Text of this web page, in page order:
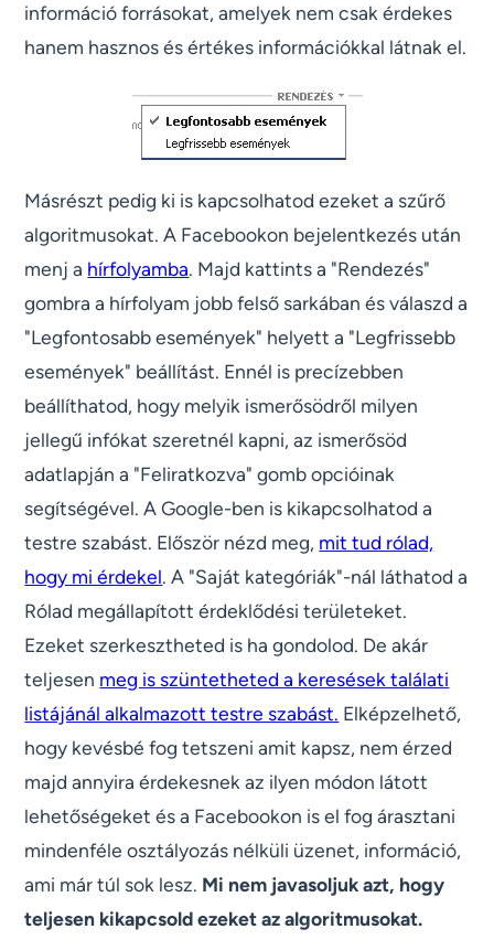
információ forrásokat, amelyek nem csak érdekes
hanem hasznos és értékes információkkal látnak el.
Másrészt pedig ki is kapcsolhatod ezeket a szűrő
algoritmusokat. A Facebookon bejelentkezés után
menj a hírfolyamba. Majd kattints a "Rendezés"
gombra a hírfolyam jobb felső sarkában és válaszd a
"Legfontosabb események" helyett a "Legfrissebb
események" beállítást. Ennél is precízebben
beállíthatod, hogy melyik ismerősödről milyen
jellegű infókat szeretnél kapni, az ismerősöd
adatlapján a "Feliratkozva" gomb opcióinak
segítségével. A Google-ben is kikapcsolhatod a
testre szabást. Először nézd meg, mit tud rólad,
hogy mi érdekel. A "Saját kategóriák"-nál láthatod a
Rólad megállapított érdeklődési területeket.
Ezeket szerkesztheted is ha gondolod. De akár
teljesen meg is szüntetheted a keresések találati
listájánál alkalmazott testre szabást. Elképzelhető,
hogy kevésbé fog tetszeni amit kapsz, nem érzed
majd annyira érdekesnek az ilyen módon látott
lehetőségeket és a Facebookon is el fog árasztani
mindenféle osztályozás nélküli üzenet, információ,
ami már túl sok lesz. Mi nem javasoljuk azt, hogy
teljesen kikapcsold ezeket az algoritmusokat.